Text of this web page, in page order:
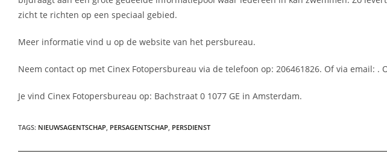
zicht te richten op een speciaal gebied.
Meer informatie vind u op de website van het persbureau.
Neem contact op met Cinex Fotopersbureau via de telefoon op: 206461826. Of via email: .
Je vind Cinex Fotopersbureau op: Bachstraat 0 1077 GE in Amsterdam.
TAGS: NIEUWSAGENTSCHAP PERSAGENTSCHAP PERSDIENST